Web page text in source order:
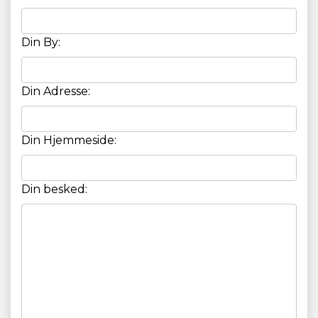
Din By:
Din Adresse:
Din Hjemmeside:
Din besked: